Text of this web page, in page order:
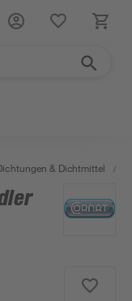
& Dichtmittel /